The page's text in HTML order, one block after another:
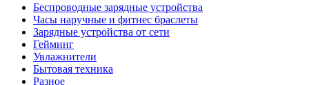
Беспроводные зарядные устройства
Часы наручные и фитнес браслеты
Зарядные устройства от сети
Гейминг
Увлажнители
Бытовая техника
Разное